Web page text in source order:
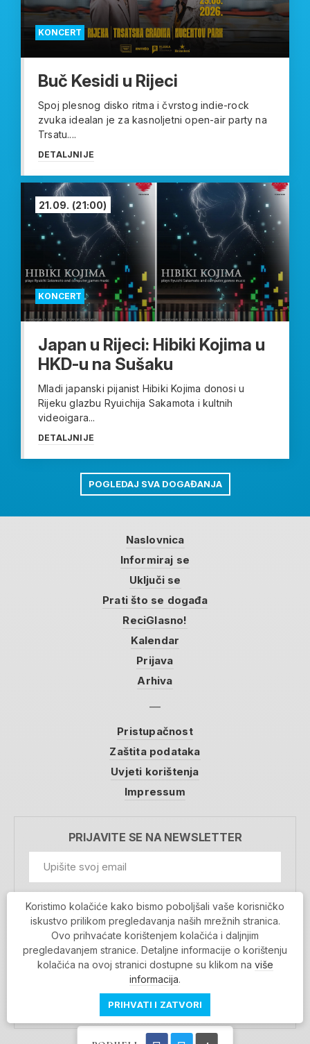
KONCERT
Buč Kesidi u Rijeci
Spoj plesnog disko ritma i čvrstog indie-rock
zvuka idealan je za kasnoljetni open-air party na
Trsatu....
DETALJNIJE
KONCERT
21.09. (21:00)
Japan u Rijeci: Hibiki Kojima u
HKD-u na Sušaku
Mladi japanski pijanist Hibiki Kojima donosi u
Rijeku glazbu Ryuichija Sakamota i kultnih
videoigara...
DETALJNIJE
POGLEDAJ SVA DOGAĐANJA
Naslovnica
Informiraj se
Uključi se
Prati što se događa
ReciGlasno!
Kalendar
Prijava
Arhiva
Pristupačnost
Zaštita podataka
Uvjeti korištenja
Impressum
PRIJAVITE SE NA NEWSLETTER
Prihvaćam da se moji podaci spremaju u bazu
podataka i koriste u svrhu slanja MojaRijeka
newslettera
MOJARIJEKA NEWSLETTER
PRIJAVI SE
Koristimo kolačiće kako bismo poboljšali vaše korisničko
iskustvo prilikom pregledavanja naših mrežnih stranica.
Ovo prihvaćate korištenjem kolačića i daljnjim
pregledavanjem stranice. Detaljne informacije o korištenju
kolačića na ovoj stranici dostupne su klikom na više
informacija.
PRIHVATI I ZATVORI